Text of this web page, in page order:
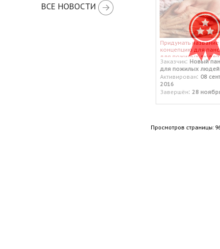
ВСЕ НОВОСТИ
Придумать название
концепцию для
для пожилых
Заказчик: Новый
для пожилых людей
Активирован: 08
2016
Завершён: 28
Просмотров страницы: